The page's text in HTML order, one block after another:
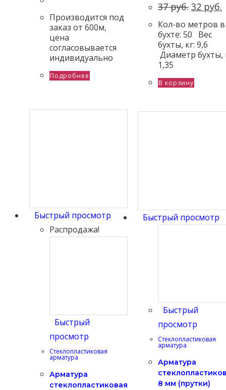
Производится под
заказ от 600м,
цена
согласовывается
индивидуально
Подробнее
37руб. 32 руб.
Кол-во метров
бухте: 50 Вес
бухты, кг: 9,6
Диаметр бухты,
1,35
В корзину
Быстрый просмотр
Распродажа!
Быстрый
просмотр
Стеклопластиковая
арматура
Арматура
cтеклопластиковая
Быстрый просмотр
Быстрый
просмотр
Стеклопластиковая
арматура
Арматура
8 мм (прутки)